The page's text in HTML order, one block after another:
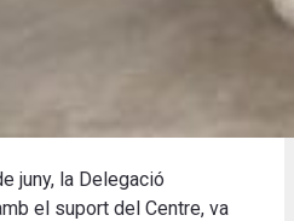
juny, la Delegació
el suport del Centre, va